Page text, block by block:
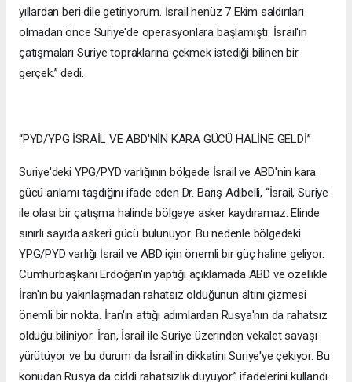
yıllardan beri dile getiriyorum. İsrail henüz 7 Ekim saldırıları
olmadan önce Suriye'de operasyonlara başlamıştı. İsrail'in
çatışmaları Suriye topraklarına çekmek istediği bilinen bir
gerçek.” dedi.
“PYD/YPG İSRAİL VE ABD'NİN KARA GÜCÜ HALİNE GELDİ”
Suriye'deki YPG/PYD varlığının bölgede İsrail ve ABD'nin kara
gücü anlamı taşdığını ifade eden Dr. Barış Adıbelli, “İsrail, Suriye
ile olası bir çatışma halinde bölgeye asker kaydıramaz. Elinde
sınırlı sayıda askeri gücü bulunuyor. Bu nedenle bölgedeki
YPG/PYD varlığı İsrail ve ABD için önemli bir güç haline geliyor.
Cumhurbaşkanı Erdoğan'ın yaptığı açıklamada ABD ve özellikle
İran'ın bu yakınlaşmadan rahatsız olduğunun altını çizmesi
önemli bir nokta. İran'ın attığı adımlardan Rusya'nın da rahatsız
olduğu biliniyor. İran, İsrail ile Suriye üzerinden vekalet savaşı
yürütüyor ve bu durum da İsrail'in dikkatini Suriye'ye çekiyor. Bu
konudan Rusya da ciddi rahatsızlık duyuyor.” ifadelerini kullandı.